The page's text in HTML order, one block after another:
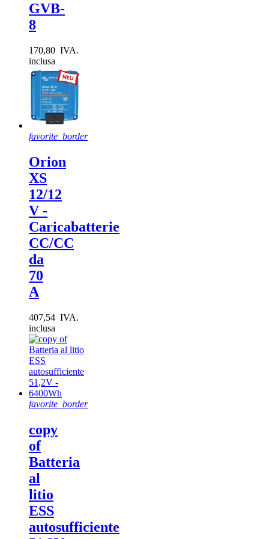
Lunghezza del cavo
Sezione del cavo
2.5mm2 1
5.7kg 1
Visualizza i prodotti a
GVB-
8
170,80 IVA.
inclusa
favorite_border
Orion
XS
12/12
V -
Caricabatterie
CC/CC
da
70
A
407,54 IVA.
inclusa
favorite_border
copy
of
Batteria
al
litio
ESS
autosufficiente